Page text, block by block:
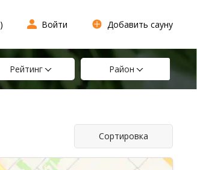
) Войти Добавить сауну
Рейтинг Район
Сортировка